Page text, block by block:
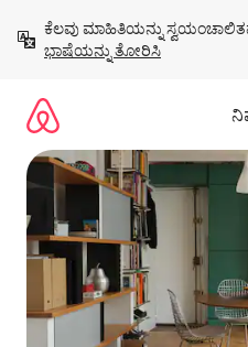
ಹೋಗಿ
ಕೆಲವು ಮಾಹಿತಿಯನ್ನು
ಭಾಷೆಯನ್ನು ತೋರಿಸಿ